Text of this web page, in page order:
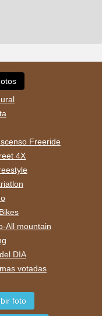
Freeride
4X
All mountain
DIA
votadas
foto